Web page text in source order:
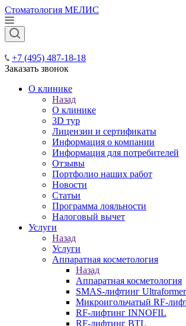
Стоматология МЕЛИС
+7 (495) 487-18-18
Заказать звонок
О клинике
Назад
О клинике
3D тур
Лицензии и сертификаты
Информация о компании
Информация для потребителей
Отзывы
Портфолио наших работ
Новости
Статьи
Программа лояльности
Налоговый вычет
Услуги
Назад
Услуги
Аппаратная косметология
Назад
Аппаратная косметология
SMAS-лифтинг Ultraformer
Микроигольчатый RF-
RF-лифтинг INNOFIL
RF-лифтинг BTL